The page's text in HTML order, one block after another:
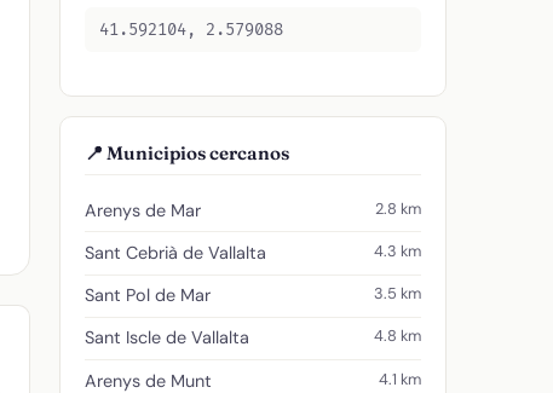
41.592104, 2.579088
📍 Municipios cercanos
Arenys de Mar 2.8 km
Sant Cebrià de Vallalta 4.3 km
Sant Pol de Mar 3.5 km
Sant Iscle de Vallalta 4.8 km
Arenys de Munt 4.1 km